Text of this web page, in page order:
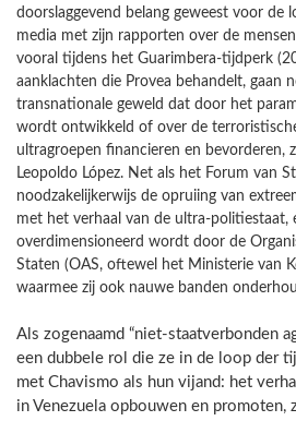
doorslaggevend belang geweest voor de
media met zijn rapporten over de
vooral tijdens het Guarimbera-tijdperk
aanklachten die Provea behandelt, gaan
transnationale geweld dat door het
wordt ontwikkeld of over de
ultragroepen financieren en bevorderen,
Leopoldo López. Net als het Forum van
noodzakelijkerwijs de opruiing van
met het verhaal van de ultra-politiestaat,
overdimensioneerd wordt door de
Staten (OAS, oftewel het Ministerie van
waarmee zij ook nauwe banden
Als zogenaamd “niet-staatverbonden
een dubbele rol die ze in de loop der
met Chavismo als hun vijand: het
in Venezuela opbouwen en promoten,